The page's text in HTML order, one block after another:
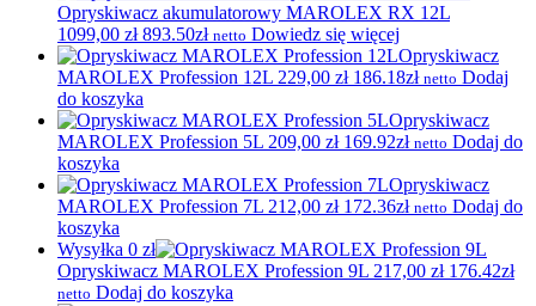
Opryskiwacz akumulatorowy MAROLEX RX 12L
1099,00 zł 893.50zł netto Dowiedz się więcej
Opryskiwacz
MAROLEX Profession 12L 229,00 zł 186.18zł netto Dodaj
do koszyka
Opryskiwacz
MAROLEX Profession 5L 209,00 zł 169.92zł netto Dodaj do
koszyka
Opryskiwacz
MAROLEX Profession 7L 212,00 zł 172.36zł netto Dodaj do
koszyka
Wysyłka 0 zł
Opryskiwacz MAROLEX Profession 9L 217,00 zł 176.42zł
netto Dodaj do koszyka